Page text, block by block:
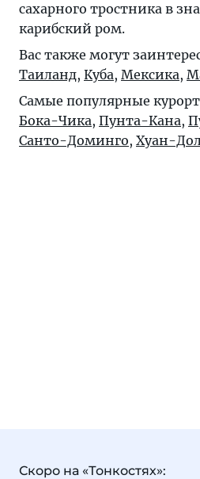
сахарного тростника в
карибский ром.
Вас также могут
Таиланд, Куба, Мексика,
Самые популярные
Бока-Чика, Пунта-Кана,
Санто-Доминго, Хуан-
Скоро на «Тонкостях»: